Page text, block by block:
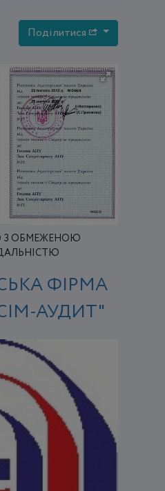
Поділитися
З ОБМЕЖЕНОЮ
ФІРМА
АУДИТ"